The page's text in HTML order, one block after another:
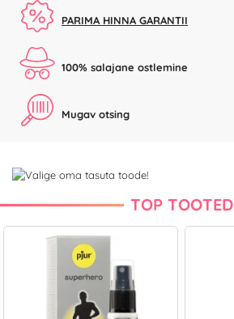
PARIMA HINNA GARANTII
100% salajane ostlemine
Mugav otsing
TOP TOOTED